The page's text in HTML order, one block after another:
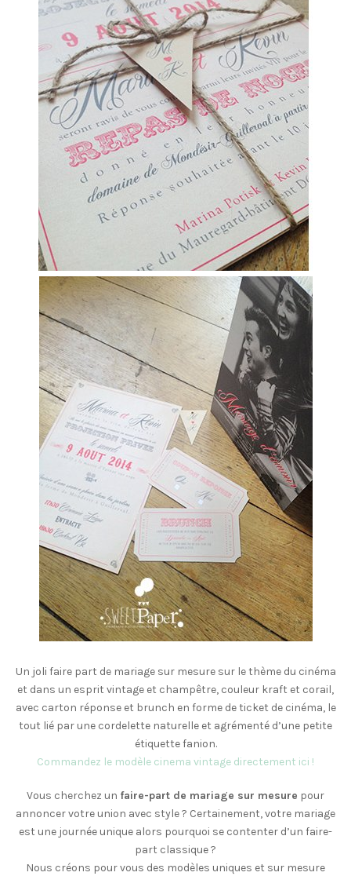
Un joli faire part de mariage sur mesure sur le thème du cinéma
et dans un esprit vintage et champêtre, couleur kraft et corail,
avec carton réponse et brunch en forme de ticket de cinéma, le
tout lié par une cordelette naturelle et agrémenté d’une petite
étiquette fanion.
Commandez le modèle cinema vintage directement ici !
Vous cherchez un faire-part de mariage sur mesure pour
annoncer votre union avec style ? Certainement, votre mariage
est une journée unique alors pourquoi se contenter d’un faire-
part classique ?
Nous créons pour vous des modèles uniques et sur mesure